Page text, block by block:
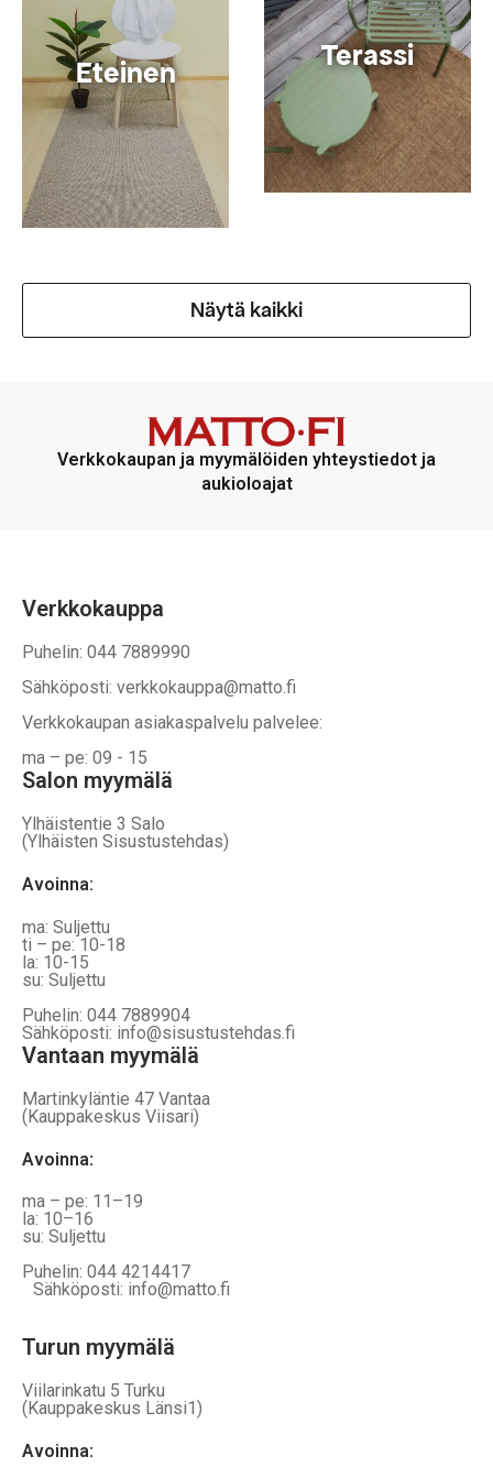
Eteinen Terassi
Näytä kaikki
Verkkokaupan ja myymälöiden yhteystiedot ja
aukioloajat
Verkkokauppa
Puhelin: 044 7889990
Sähköposti: verkkokauppa@matto.fi
Verkkokaupan asiakaspalvelu palvelee:
ma – pe: 09 - 15
Salon myymälä
Ylhäistentie 3 Salo
(Ylhäisten Sisustustehdas)
Avoinna:
ma: Suljettu
ti – pe: 10-18
la: 10-15
su: Suljettu
Puhelin: 044 7889904
Sähköposti: info@sisustustehdas.fi
Vantaan myymälä
Martinkyläntie 47 Vantaa
(Kauppakeskus Viisari)
Avoinna:
ma – pe: 11–19
la: 10–16
su: Suljettu
Puhelin: 044 4214417
Sähköposti: info@matto.fi
Turun myymälä
Viilarinkatu 5 Turku
(Kauppakeskus Länsi1)
Avoinna: